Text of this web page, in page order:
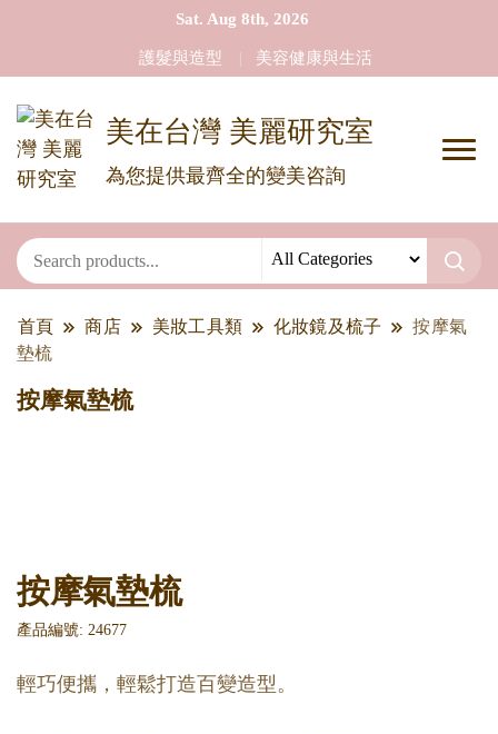
Sat. Aug 8th, 2026
護髮與造型 美容健康與生活
美在台灣 美麗研究室
為您提供最齊全的變美咨詢
首頁 商店 美妝工具類 化妝鏡及梳子
按摩氣
墊梳
按摩氣墊梳
按摩氣墊梳
產品編號: 24677
輕巧便攜，輕鬆打造百變造型。